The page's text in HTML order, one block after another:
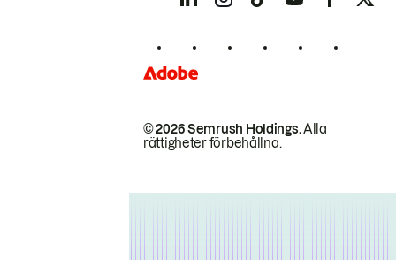
© 2026 Semrush Holdings.Alla
rättigheter förbehållna.